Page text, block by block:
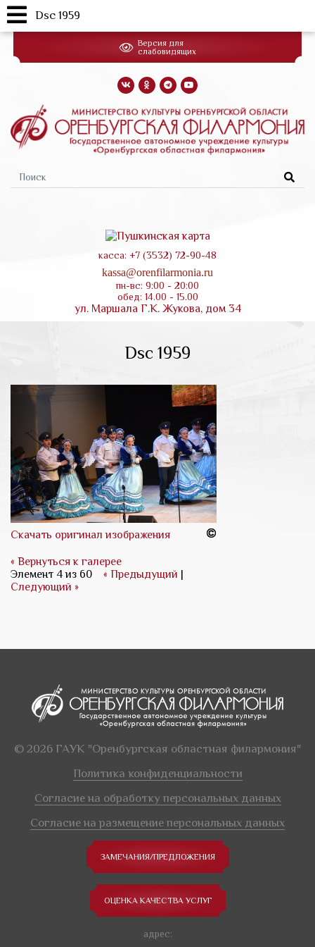
Перейти
основному
Форма
поиска
касса: +7 (3532) 72-90-48
kassa@orenfilarmonia.ru
пн-вс: 9:00 - 20:00
обед: 14.00 - 15.00
ул. Маршала Г.К. Жукова, дом 34
Версия для
слабовидящих
Dsc 1959
Скачать оригинал изображения
« Вернуться к галерее
Элемент 4 из 60
« Предыдущий |
Следующий »
Dsc 1959
© 2026 ГАУК "Оренбургская областная филармония"
Политика конфиденциальности
Согласие на обработку персональных данных
Согласие на размещение персональных данных
ЗАМЕЧАНИЯ/ПРЕДЛОЖЕНИЯ
ОЦЕНКА КАЧЕСТВА УСЛУГ
адрес: